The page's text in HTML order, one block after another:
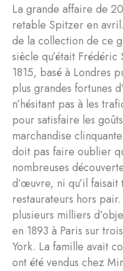
La grande affaire de
retable Spitzer en
de la collection de ce
siècle qu’était
1815, basé à Londres
plus grandes fortunes
n’hésitant pas à les
pour satisfaire les
marchandise
doit pas faire oublier
nombreuses
d’œuvre, ni qu’il
restaurateurs hors
plusieurs milliers
en 1893 à Paris sur
York. La famille avait
ont été vendus chez